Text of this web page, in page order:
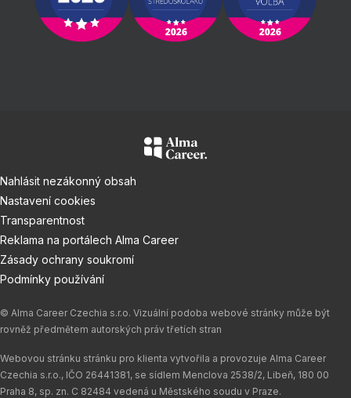
Nahlásit nezákonný obsah
Nastavení cookies
Transparentnost
Reklama na portálech Alma Career
Zásady ochrany soukromí
Podmínky používání
© Alma Career Czechia s.r.o. Vizuální podoba webové stránky může být
rovněž předmětem autorských práv třetích stran
Webovou stránku stránku pro klienta vytvořila a provozuje Alma Career
Czechia s.r.o., IČO 26441381, se sídlem Menclova 2538/2, Libeň, 180 00
Praha 8, sp. zn. C 82484 vedená u Městského soudu v Praze.